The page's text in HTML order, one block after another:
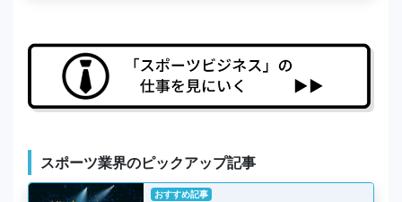
スポーツ業界のピックアップ記事
おすすめ記事